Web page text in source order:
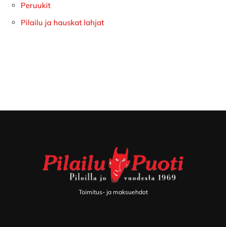
Peruukit
Pilailu ja hauskat lahjat
Toimitus- ja maksuehdot